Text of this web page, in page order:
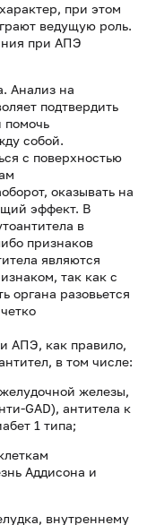
при этом
ведущую роль.
при АПЭ
Анализ на
подтвердить
помочь
собой.
с поверхностью
оказывать на
эффект. В
в
признаков
являются
так как с
органа разовьется
АПЭ, как правило,
в том числе:
железы,
GAD), антитела к
1 типа;
Аддисона и
внутреннему